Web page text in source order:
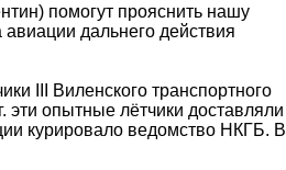
помогут прояснить нашу
дальнего действия
III Виленского транспортного
эти опытные лëтчики доставляли
курировало ведомство НКГБ. В